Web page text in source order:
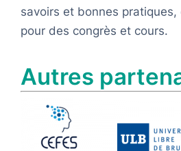
savoirs et bonnes pratiques,
pour des congrès et cours.
Autres